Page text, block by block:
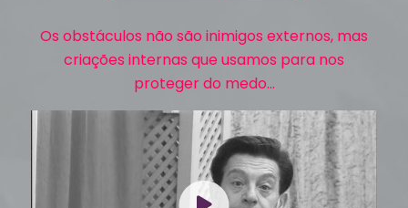
Os obstáculos não são inimigos externos, mas
criações internas que usamos para nos
proteger do medo...